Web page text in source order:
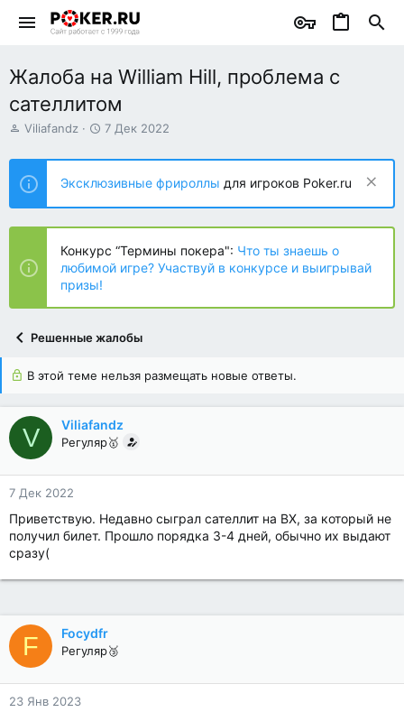
Жалоба на William Hill, проблема с
сателлитом
А
т
о
р
т
е
ы
Viliafandz
Д
т
н
а
ч
л
а
7 Дек 2022
Эксклюзивные фрироллы для игроков Poker.ru
Конкурс “Термины покера": Что ты знаешь о
любимой игре? Участвуй в конкурсе и выигрывай
призы!
Решенные жалобы
В этой теме нельзя размещать новые ответы.
V Viliafandz
Регуляр🥇
7 Дек 2022
Приветствую. Недавно сыграл сателлит на ВХ, за который не
получил билет. Прошло порядка 3-4 дней, обычно их выдают
сразу(
F Focydfr
Регуляр🥉
23 Янв 2023